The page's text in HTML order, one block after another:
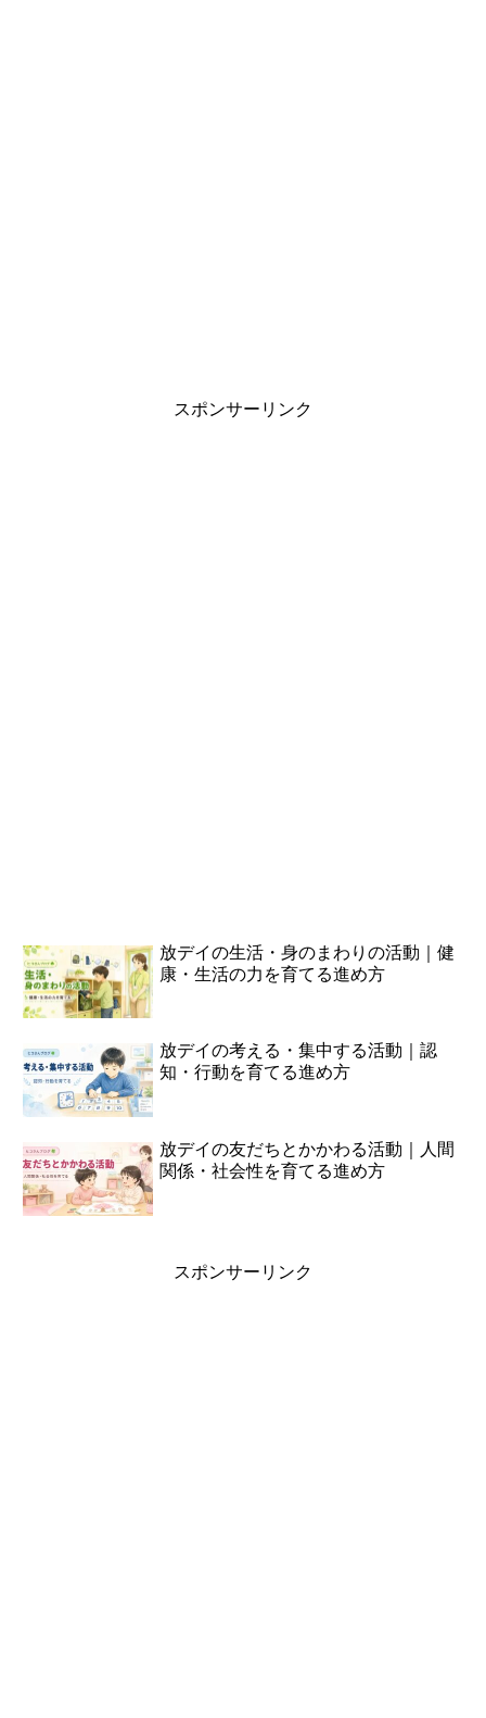
スポンサーリンク
放デイの生活・身のまわりの活動｜健
康・生活の力を育てる進め方
放デイの考える・集中する活動｜認
知・行動を育てる進め方
放デイの友だちとかかわる活動｜人間
関係・社会性を育てる進め方
スポンサーリンク